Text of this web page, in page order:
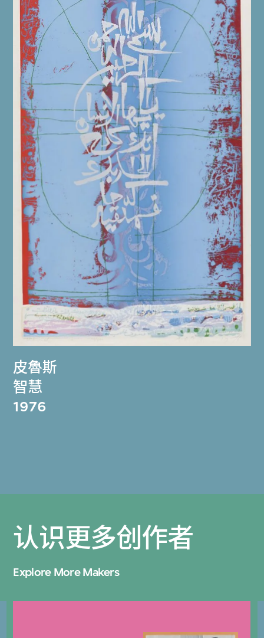
皮魯斯
智慧
1976
认识更多创作者
Explore More Makers